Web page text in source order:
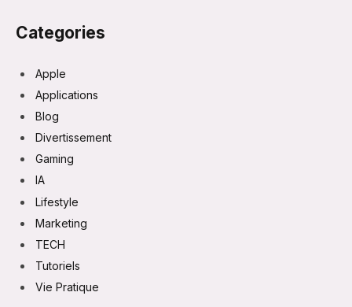
Categories
Apple
Applications
Blog
Divertissement
Gaming
IA
Lifestyle
Marketing
TECH
Tutoriels
Vie Pratique